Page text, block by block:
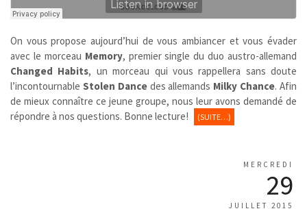
On vous propose aujourd’hui de vous ambiancer et vous évader
avec le morceau Memory, premier single du duo austro-allemand
Changed Habits, un morceau qui vous rappellera sans doute
l’incontournable Stolen Dancedes allemands Milky Chance. Afin
de mieux connaître ce jeune groupe, nous leur avons demandé de
répondre à nos questions. Bonne lecture!
(SUITE…)
MERCREDI
29
JUILLET 2015